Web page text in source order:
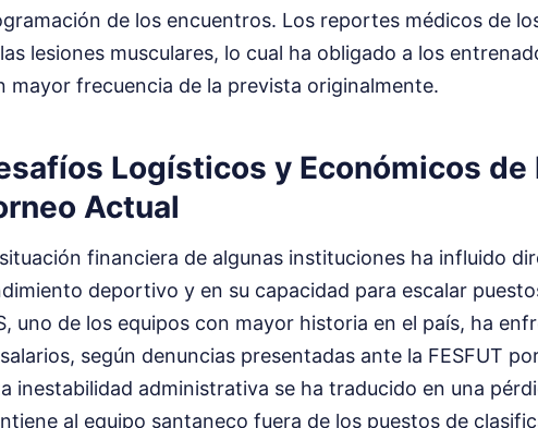
de los encuentros. Los reportes médicos de
lesiones musculares, lo cual ha obligado a los
mayor frecuencia de la prevista originalmente.
Logísticos y Económicos de
Actual
financiera de algunas instituciones ha influido
deportivo y en su capacidad para escalar
uno de los equipos con mayor historia en el país, ha
según denuncias presentadas ante la FESFUT
inestabilidad administrativa se ha traducido en una
al equipo santaneco fuera de los puestos de